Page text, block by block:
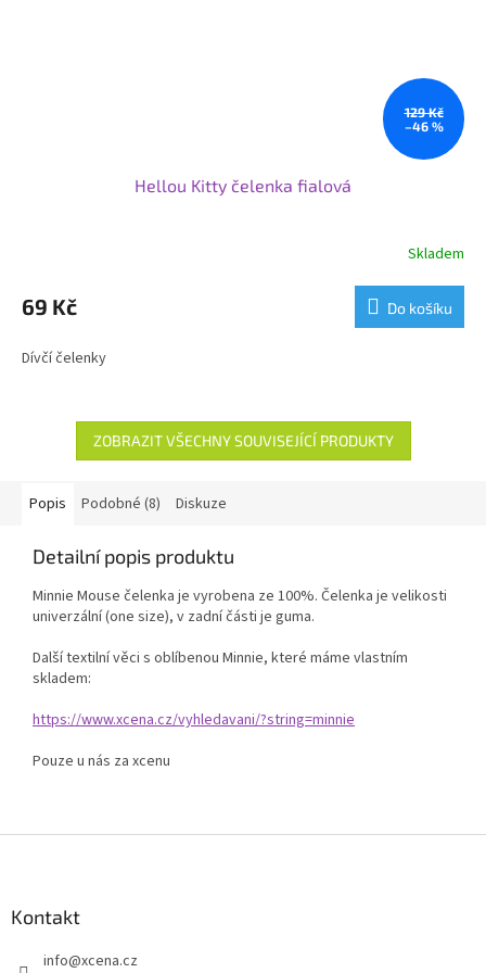
129 Kč
–46 %
Hellou Kitty čelenka fialová
Skladem
69 Kč Do košíku
Dívčí čelenky
ZOBRAZIT VŠECHNY SOUVISEJÍCÍ PRODUKTY
Popis Podobné (8) Diskuze
Detailní popis produktu
Minnie Mouse čelenka je vyrobena ze 100%. Čelenka je velikosti
univerzální (one size), v zadní části je guma.
Další textilní věci s oblíbenou Minnie, které máme vlastním
skladem:
https://www.xcena.cz/vyhledavani/?string=minnie
Pouze u nás za xcenu
Kontakt
info@xcena.cz